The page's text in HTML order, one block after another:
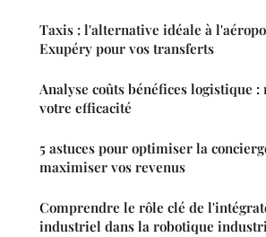
Taxis : l'alternative idéale à
Exupéry pour vos transferts
Analyse coûts bénéfices logistique :
votre efficacité
5 astuces pour optimiser la
maximiser vos revenus
Comprendre le rôle clé de
industriel dans la robotique